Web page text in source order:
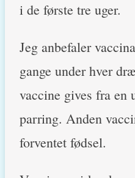
i de første tre uger.
Jeg anbefaler
gange under hver
vaccine gives fra en
parring. Anden
forventet fødsel.